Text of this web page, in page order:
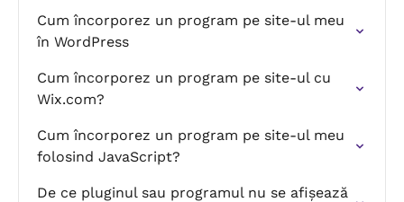
Cum încorporez un program pe site-ul meu
în WordPress
Cum încorporez un program pe site-ul cu
Wix.com?
Cum încorporez un program pe site-ul meu
folosind JavaScript?
De ce pluginul sau programul nu se afișează